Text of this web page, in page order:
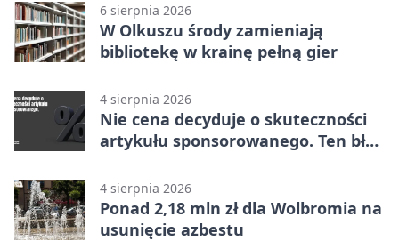
6 sierpnia 2026
W Olkuszu środy zamieniają
bibliotekę w krainę pełną gier
4 sierpnia 2026
Nie cena decyduje o skuteczności
artykułu sponsorowanego. Ten błąd
4 sierpnia 2026
Ponad 2,18 mln zł dla Wolbromia na
usunięcie azbestu